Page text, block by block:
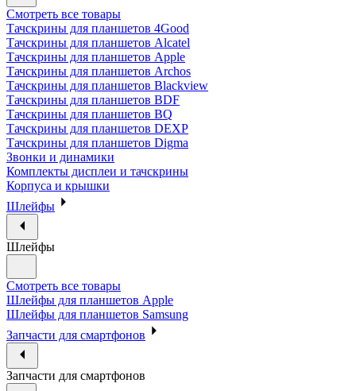
Смотреть все товары
Тачскрины для планшетов 4Good
Тачскрины для планшетов Alcatel
Тачскрины для планшетов Apple
Тачскрины для планшетов Archos
Тачскрины для планшетов Blackview
Тачскрины для планшетов BDF
Тачскрины для планшетов BQ
Тачскрины для планшетов DEXP
Тачскрины для планшетов Digma
Звонки и динамики
Комплекты дисплеи и тачскрины
Корпуса и крышки
Шлейфы
Шлейфы
Смотреть все товары
Шлейфы для планшетов Apple
Шлейфы для планшетов Samsung
Запчасти для смартфонов
Запчасти для смартфонов